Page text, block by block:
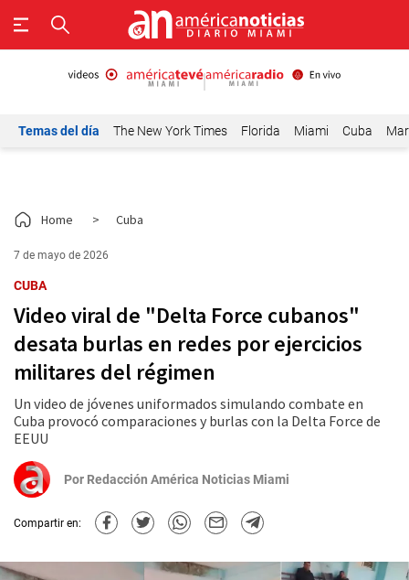
Temas del día The New York Times Florida Miami Cuba
Home > Cuba
7 de mayo de 2026
CUBA
Video viral de "Delta Force cubanos"
desata burlas en redes por ejercicios
militares del régimen
Un video de jóvenes uniformados simulando combate en
Cuba provocó comparaciones y burlas con la Delta Force de
EEUU
Por Redacción América Noticias Miami
Compartir en: